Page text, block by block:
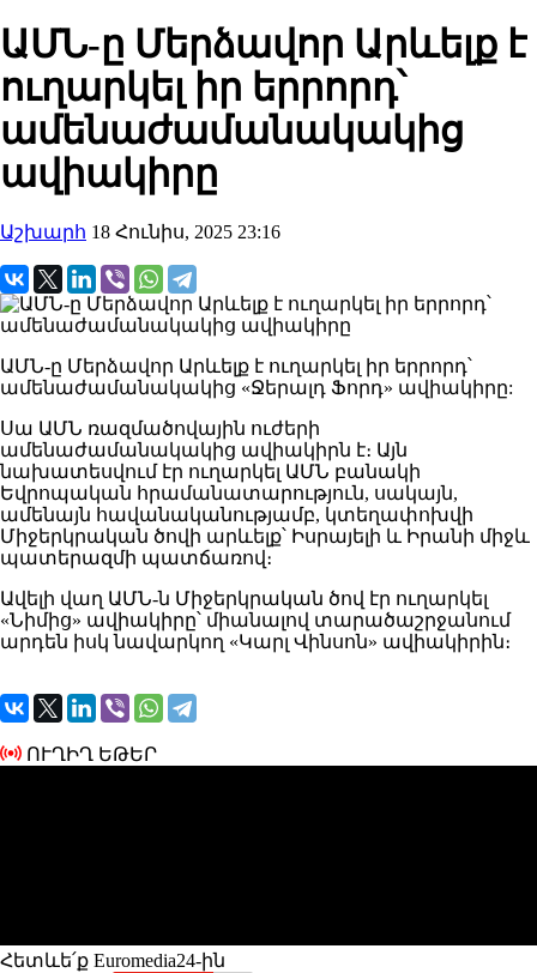
ԱՄՆ-ը Մերձավոր Արևելք է
ուղարկել իր երրորդ՝
ամենաժամանակակից
ավիակիրը
Աշխարհ 18 Հունիս, 2025 23:16
ԱՄՆ-ը Մերձավոր Արևելք է ուղարկել իր երրորդ՝
ամենաժամանակակից «Ջերալդ Ֆորդ» ավիակիրը:
Սա ԱՄՆ ռազմածովային ուժերի
ամենաժամանակակից ավիակիրն է։ Այն
նախատեսվում էր ուղարկել ԱՄՆ բանակի
Եվրոպական հրամանատարություն, սակայն,
ամենայն հավանականությամբ, կտեղափոխվի
Միջերկրական ծովի արևելք՝ Իսրայելի և Իրանի միջև
պատերազմի պատճառով։
Ավելի վաղ ԱՄՆ-ն Միջերկրական ծով էր ուղարկել
«Նիմից» ավիակիրը՝ միանալով տարածաշրջանում
արդեն իսկ նավարկող «Կարլ Վինսոն» ավիակիրին։
ՈՒՂԻՂ ԵԹԵՐ
Հետևե՛ք Euromedia24-ին